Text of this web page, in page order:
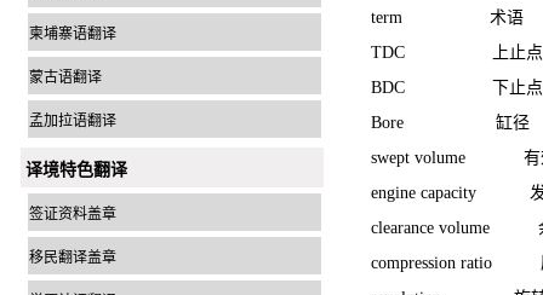
柬埔寨语翻译
蒙古语翻译
孟加拉语翻译
译境特色翻译
签证资料盖章
移民翻译盖章
term 术语
TDC 上止点
BDC 下止点
Bore 缸径
swept volume 有
engine capacity 发
clearance volume
compression ratio